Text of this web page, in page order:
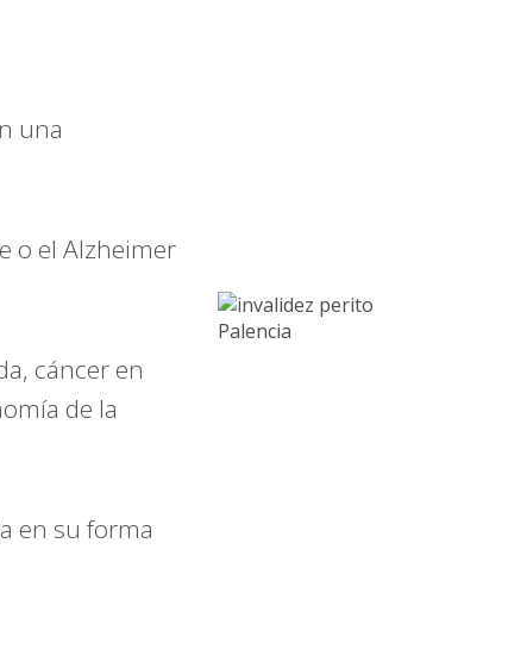
una
o el Alzheimer
cáncer en
de la
en su forma